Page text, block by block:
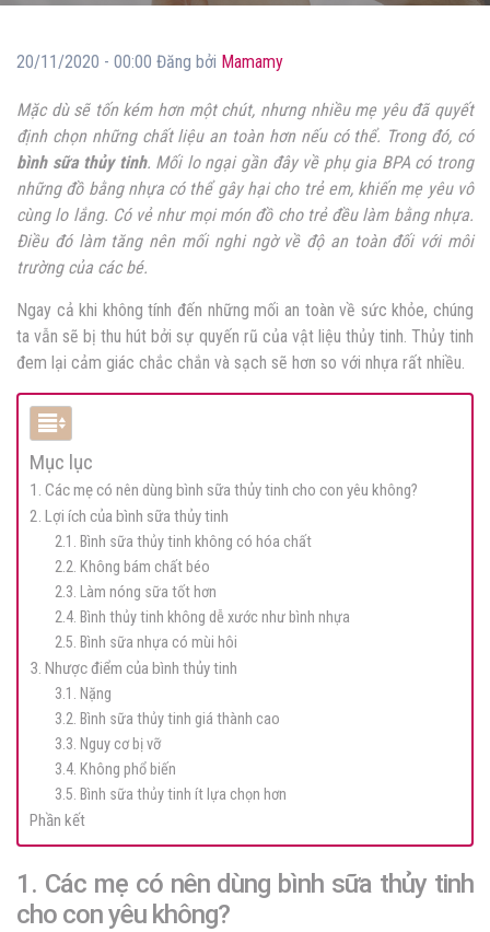
20/11/2020 - 00:00 Đăng bởi Mamamy
Mặc dù sẽ tốn kém hơn một chút, nhưng nhiều mẹ yêu đã quyết
định chọn những chất liệu an toàn hơn nếu có thể. Trong đó, có
bình sữa thủy tinh. Mối lo ngại gần đây về phụ gia BPA có trong
những đồ bằng nhựa có thể gây hại cho trẻ em, khiến mẹ yêu vô
cùng lo lắng. Có vẻ như mọi món đồ cho trẻ đều làm bằng nhựa.
Điều đó làm tăng nên mối nghi ngờ về độ an toàn đối với môi
trường của các bé.
Ngay cả khi không tính đến những mối an toàn về sức khỏe, chúng
ta vẫn sẽ bị thu hút bởi sự quyến rũ của vật liệu thủy tinh. Thủy tinh
đem lại cảm giác chắc chắn và sạch sẽ hơn so với nhựa rất nhiều.
Mục lục
1. Các mẹ có nên dùng bình sữa thủy tinh cho con yêu không?
2. Lợi ích của bình sữa thủy tinh
2.1. Bình sữa thủy tinh không có hóa chất
2.2. Không bám chất béo
2.3. Làm nóng sữa tốt hơn
2.4. Bình thủy tinh không dễ xước như bình nhựa
2.5. Bình sữa nhựa có mùi hôi
3. Nhược điểm của bình thủy tinh
3.1. Nặng
3.2. Bình sữa thủy tinh giá thành cao
3.3. Nguy cơ bị vỡ
3.4. Không phổ biến
3.5. Bình sữa thủy tinh ít lựa chọn hơn
Phần kết
1. Các mẹ có nên dùng bình sữa thủy tinh
cho con yêu không?